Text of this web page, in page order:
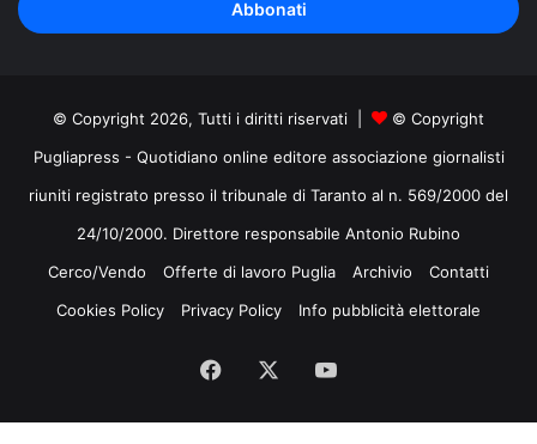
indirizzo
mail
© Copyright 2026, Tutti i diritti riservati |
© Copyright
Pugliapress - Quotidiano online editore associazione giornalisti
riuniti registrato presso il tribunale di Taranto al n. 569/2000 del
24/10/2000. Direttore responsabile Antonio Rubino
Cerco/Vendo
Offerte di lavoro Puglia Archivio
Contatti
Cookies Policy
Privacy Policy Info pubblicità elettorale
Facebook
Tube